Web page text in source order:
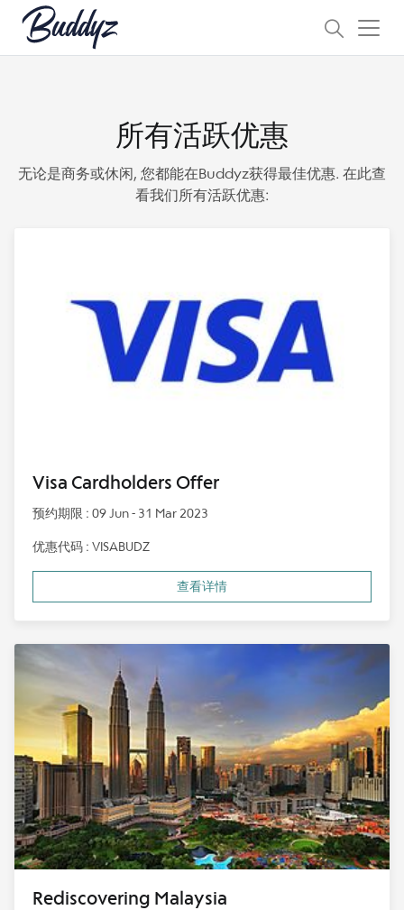
所有活跃优惠
无论是商务或休闲, 您都能在Buddyz获得最佳优惠. 在此查
看我们所有活跃优惠:
Visa Cardholders Offer
预约期限 : 09 Jun - 31 Mar 2023
优惠代码 : VISABUDZ
查看详情
Rediscovering Malaysia